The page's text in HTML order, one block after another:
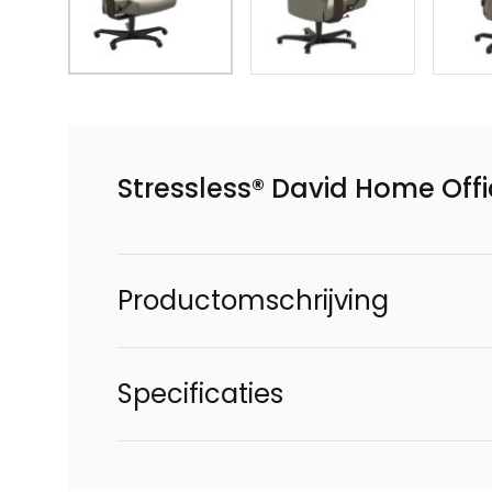
Stressless® David Home
Productomschrijving
Specificaties